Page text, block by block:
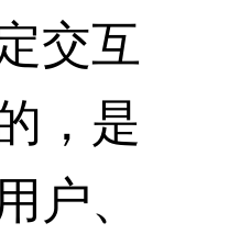
交互
，是
户、